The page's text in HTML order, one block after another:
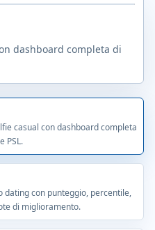
dashboard completa di
casual con dashboard completa
PSL.
dating con punteggio, percentile,
di miglioramento.